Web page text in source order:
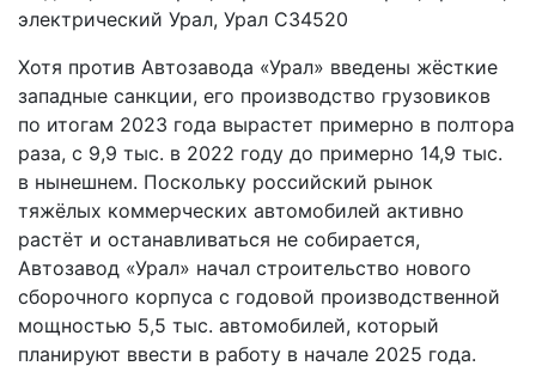
Хотя против Автозавода «Урал» введены жёсткие
западные санкции, его производство грузовиков
по итогам 2023 года вырастет примерно в полтора
раза, с 9,9 тыс. в 2022 году до примерно 14,9 тыс.
в нынешнем. Поскольку российский рынок
тяжёлых коммерческих автомобилей активно
растёт и останавливаться не собирается,
Автозавод «Урал» начал строительство нового
сборочного корпуса с годовой производственной
мощностью 5,5 тыс. автомобилей, который
планируют ввести в работу в начале 2025 года.